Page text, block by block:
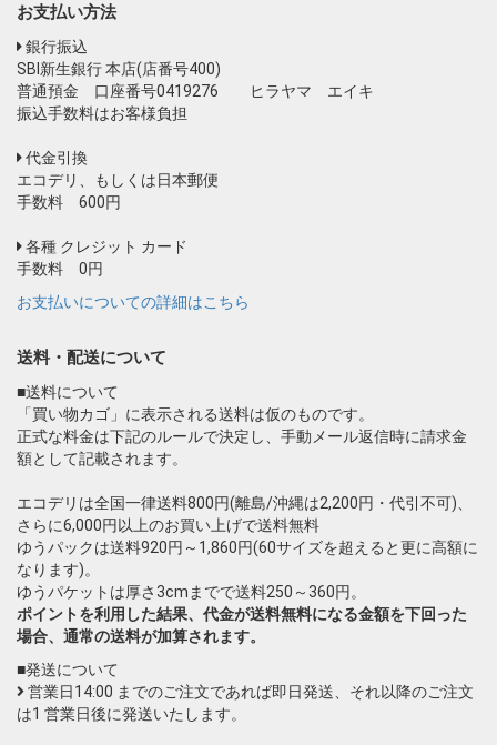
お支払い方法
銀行振込
SBI新生銀行 本店(店番号400)
普通預金 口座番号0419276 ヒラヤマ エイキ
振込手数料はお客様負担
代金引換
エコデリ、もしくは日本郵便
手数料 600円
各種 クレジット カード
手数料 0円
お支払いについての詳細はこちら
送料・配送について
■送料について
「買い物カゴ」に表示される送料は仮のものです。
正式な料金は下記のルールで決定し、手動メール返信時に請求金
額として記載されます。
エコデリは全国一律送料800円(離島/沖縄は2,200円・代引不可)、
さらに6,000円以上のお買い上げで送料無料
ゆうパックは送料920円～1,860円(60サイズを超えると更に高額に
なります)。
ゆうパケットは厚さ3cmまでで送料250～360円。
ポイントを利用した結果、代金が送料無料になる金額を下回った
場合、通常の送料が加算されます。
■発送について
営業日14:00 までのご注文であれば即日発送、それ以降のご注文
は1 営業日後に発送いたします。